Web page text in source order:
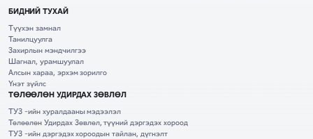
БИДНИЙ ТУХАЙ
Түүхэн замнал
Танилцуулга
Захирлын мэндчилгээ
Шагнал, урамшуулал
Алсын хараа, эрхэм зорилго
Үнэт зүйлс
ТӨЛӨӨЛӨН УДИРДАХ ЗӨВЛӨЛ
ТУЗ -ийн хуралдааны мэдээлэл
Төлөөлөн Удирдах Зөвлөл, түүний дэргэдэх хороод
ТУЗ -ийн дэргэдэх хороодын тайлан, дүгнэлт